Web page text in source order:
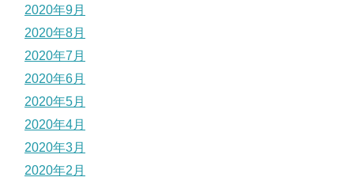
2020年9月
2020年8月
2020年7月
2020年6月
2020年5月
2020年4月
2020年3月
2020年2月